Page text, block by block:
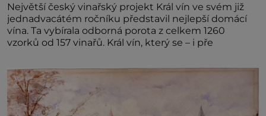
Největší český vinařský projekt Král vín ve svém již
jednadvacátém ročníku představil nejlepší domácí
vína. Ta vybírala odborná porota z celkem 1260
vzorků od 157 vinařů. Král vín, který se – i pře